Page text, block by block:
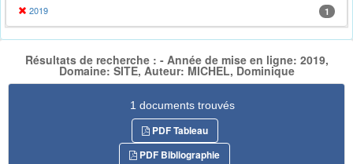
2019 1
Résultats de recherche : - Année de mise en ligne: 2019,
Domaine: SITE, Auteur: MICHEL, Dominique
1 documents trouvés
PDF Tableau
PDF Bibliographie